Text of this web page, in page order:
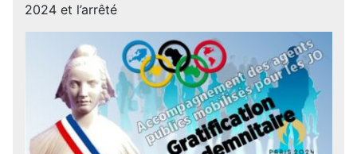
2024 et l’arrêté